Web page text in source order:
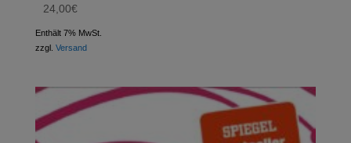
24,00€
Enthält 7% MwSt.
zzgl. Versand